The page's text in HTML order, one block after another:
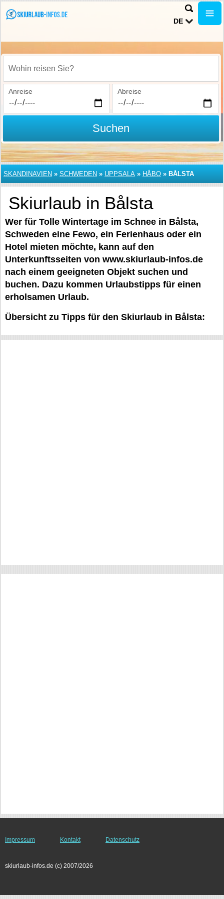
DE
Wohin reisen Sie?
Anreise Abreise
Suchen
SKANDINAVIEN » SCHWEDEN » UPPSALA » HÅBO » BÅLSTA
Skiurlaub in Bålsta
Wer für Tolle Wintertage im Schnee in Bålsta,
Schweden eine Fewo, ein Ferienhaus oder ein
Hotel mieten möchte, kann auf den
Unterkunftsseiten von www.skiurlaub-infos.de
nach einem geeigneten Objekt suchen und
buchen. Dazu kommen Urlaubstipps für einen
erholsamen Urlaub.
Übersicht zu Tipps für den Skiurlaub in Bålsta:
Impressum Kontakt Datenschutz
skiurlaub-infos.de (c) 2007/2026